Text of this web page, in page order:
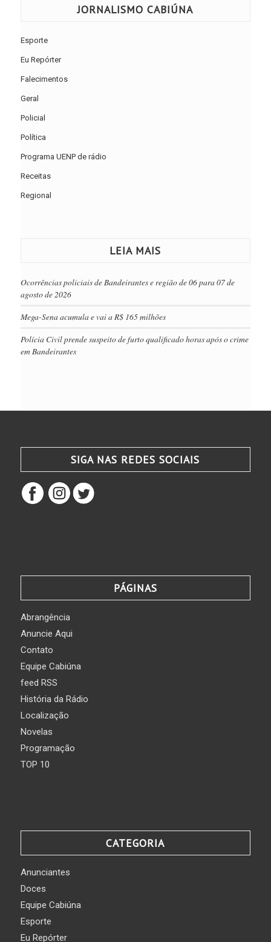
JORNALISMO CABIÚNA
Esporte
Eu Repórter
Falecimentos
Geral
Policial
Política
Programa UENP de rádio
Receitas
Regional
LEIA MAIS
Ocorrências policiais de Bandeirantes e região de 06 para 07 de
agosto de 2026
Mega-Sena acumula e vai a R$ 165 milhões
Polícia Civil prende suspeito de furto qualificado horas após o crime
em Bandeirantes
SIGA NAS REDES SOCIAIS
PÁGINAS
Abrangência
Anuncie Aqui
Contato
Equipe Cabiúna
feed RSS
História da Rádio
Localização
Novelas
Programação
TOP 10
CATEGORIA
Anunciantes
Doces
Equipe Cabiúna
Esporte
Eu Repórter